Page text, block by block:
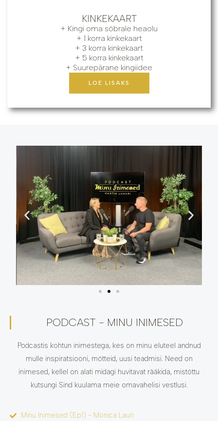
KINKEKAART
+ Kingi oma sõbrale heaolu
+ 1 korra kinkekaart
+ 3 korra kinkekaart
+ 5 korra kinkekaart
+ Suurepärane kingiidee
LOE LISAKS
PODCAST - MINU INIMESED
Podcastis kohtun inimestega, kes on minu eluteel andnud
mulle inspiratsiooni, mõtteid, uusi teadmisi. Need on
inimesed, kellel on alati midagi huvitavat rääkida, mistõttu
kutsungi Sind kuulama meie omavahelisi vestlusi.
Minu Inimesed (Ep1) - Monica Lauri